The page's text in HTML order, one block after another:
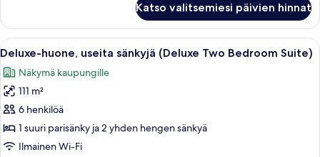
Suite)
kuvat
1
suuri
parisänky
One-
Bedroom
Suite)
Katso valitsemiesi päivien hinnat
Avaa
kaikki
huonetyypin
Deluxe-
huone,
useita
sänkyjä
Hotellihuone, jossa on kaksi sänkyä,
8
Deluxe-huone, useita sänkyjä (Deluxe Two Bedroom Suite)
Näkymä kaupungille
111 m²
6 henkilöä
1 suuri parisänky ja 2 yhden hengen sänkyä
Ilmainen Wi-Fi